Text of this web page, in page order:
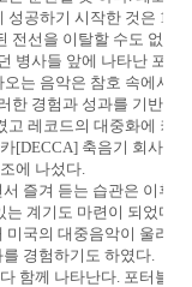
성공하기 시작한 것은 1차
전선을 이탈할 수도 없고
병사들 앞에 나타난 포터
는 음악은 참호 속에서
한 경험과 성과를 기반으
고 레코드의 대중화에 커
[DECCA] 축음기 회사 제
에 나섰다.
즐겨 듣는 습관은 이후
계기도 마련이 되었다.
국의 대중음악이 울려
경험하기도 하였다.
함께 나타난다. 포터블